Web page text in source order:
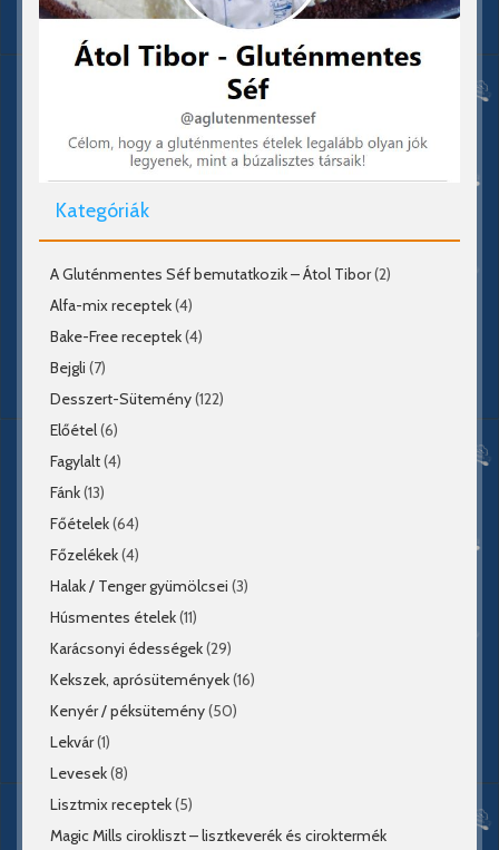
Kategóriák
A Gluténmentes Séf bemutatkozik – Átol Tibor(2)
Alfa-mix receptek(4)
Bake-Free receptek(4)
Bejgli (7)
Desszert-Sütemény(122)
Előétel(6)
Fagylalt(4)
Fánk(13)
Főételek(64)
Főzelékek(4)
Halak / Tenger gyümölcsei (3)
Húsmentes ételek(11)
Karácsonyi édességek(29)
Kekszek, aprósütemények(16)
Kenyér / péksütemény(50)
Lekvár(1)
Levesek(8)
Lisztmix receptek(5)
Magic Mills cirokliszt – lisztkeverék és ciroktermék